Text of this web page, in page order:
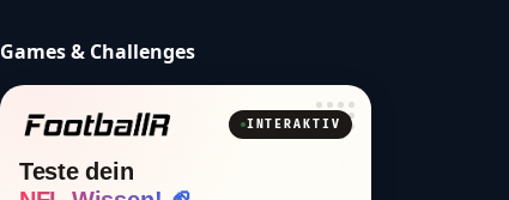
Games & Challenges
INTERAKTIV
Teste dein